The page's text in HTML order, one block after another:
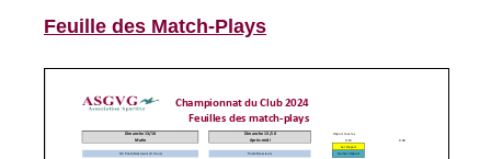
Feuille des Match-Plays